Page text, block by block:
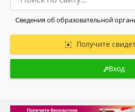
Сведения об образовательной
Получите
Вход